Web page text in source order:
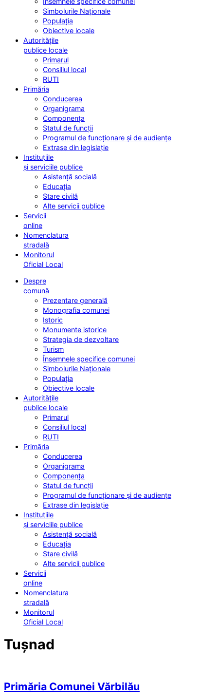
Simbolurile Naționale
Populația
Obiective locale
Autoritățile
publice locale
Primarul
Consiliul local
RUTI
Primăria
Conducerea
Organigrama
Componența
Statul de funcții
Programul de funcționare și de audiențe
Extrase din legislație
Instituțiile
și serviciile publice
Asistență socială
Educația
Stare civilă
Alte servicii publice
Servicii
online
Nomenclatura
stradală
Monitorul
Oficial Local
Despre
comună
Prezentare generală
Monografia comunei
Istoric
Monumente istorice
Strategia de dezvoltare
Turism
Însemnele specifice comunei
Simbolurile Naționale
Populația
Obiective locale
Autoritățile
publice locale
Primarul
Consiliul local
RUTI
Primăria
Conducerea
Organigrama
Componența
Statul de funcții
Programul de funcționare și de audiențe
Extrase din legislație
Instituțiile
și serviciile publice
Asistență socială
Educația
Stare civilă
Alte servicii publice
Servicii
online
Nomenclatura
stradală
Monitorul
Oficial Local
Tușnad
Primăria Comunei Vărbilău